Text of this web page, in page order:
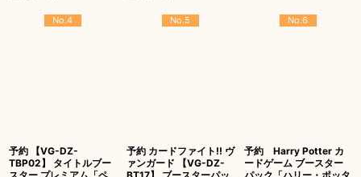
No.4
予約 【VG-DZ-
TBP02】 タイトルブー
No.5
予約 カードファイト!! ヴ
ァンガード 【VG-DZ-
No.6
予約 Harry Potter カ
ードゲーム ブースター